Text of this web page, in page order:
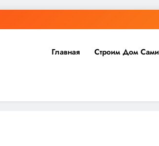
Главная Строим Дом Сами